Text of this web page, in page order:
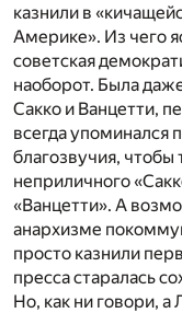
казнили в
Америке». Из чего
советская
наоборот. Была
Сакко и Ванцетти,
всегда упоминался
благозвучия, чтобы
неприличного
«Ванцетти». А
анархизме
просто казнили
пресса старалась
Но, как ни говори, а